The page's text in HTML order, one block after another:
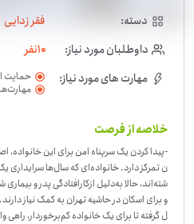
دسته:
فقر زدایی
داوطلبان مورد نیاز:
10نفر
مهارت های مورد نیاز:
حمایت
خلاصه از فرصت
-پیدا کردن یک سرپناه امن برای این
ن تمرکز دارد. خانواده‌ای که سال‌ها سرایداری
شته‌اند، حالا به‌دلیل ازکارافتادگی پدر و
ل گرفته تا